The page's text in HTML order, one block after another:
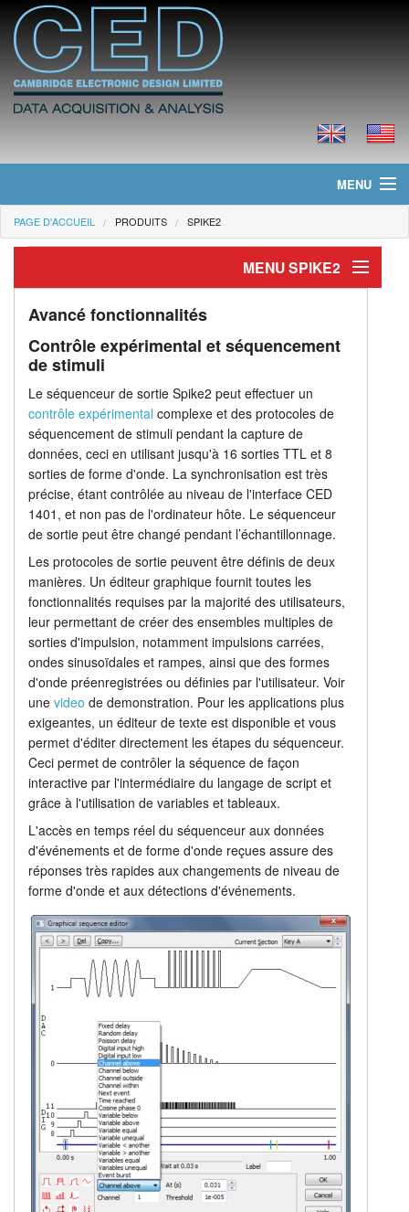
MENU
Page d'accueil
Produits
Tarifs
Téléchargements
Tutoriels
Assistance
Revendeurs
PAGE D'ACCUEIL PRODUITS SPIKE2
MENU SPIKE2
Fonctionnalités
Acquisition de données
Avancé fonctionnalités
Affichage
Analyse
Langage de script
Tarifs
Avancé fonctionnalités
Contrôle expérimental et séquencement
de stimuli
Le séquenceur de sortie Spike2 peut effectuer un
contrôle expérimental complexe et des protocoles de
séquencement de stimuli pendant la capture de
données, ceci en utilisant jusqu'à 16 sorties TTL et 8
sorties de forme d'onde. La synchronisation est très
précise, étant contrôlée au niveau de l'interface CED
1401, et non pas de l'ordinateur hôte. Le séquenceur
de sortie peut être changé pendant l’échantillonnage.
Les protocoles de sortie peuvent être définis de deux
manières. Un éditeur graphique fournit toutes les
fonctionnalités requises par la majorité des utilisateurs,
leur permettant de créer des ensembles multiples de
sorties d'impulsion, notamment impulsions carrées,
ondes sinusoïdales et rampes, ainsi que des formes
d'onde préenregistrées ou définies par l'utilisateur. Voir
une video de demonstration. Pour les applications plus
exigeantes, un éditeur de texte est disponible et vous
permet d'éditer directement les étapes du séquenceur.
Ceci permet de contrôler la séquence de façon
interactive par l'intermédiaire du langage de script et
grâce à l'utilisation de variables et tableaux.
L'accès en temps réel du séquenceur aux données
d'événements et de forme d'onde reçues assure des
réponses très rapides aux changements de niveau de
forme d'onde et aux détections d'événements.